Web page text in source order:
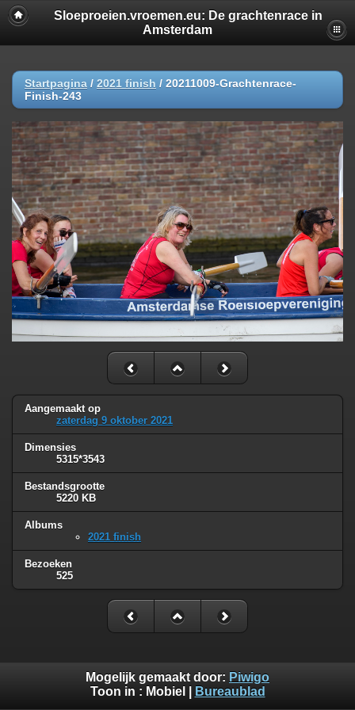
Sloeproeien.vroemen.eu: De grachtenrace in
Amsterdam
Startpagina / 2021 finish / 20211009-Grachtenrace-
Finish-243
Aangemaakt op
zaterdag 9 oktober 2021
Dimensies
5315*3543
Bestandsgrootte
5220 KB
Albums
2021 finish
Bezoeken
525
Mogelijk gemaakt door: Piwigo
Toon in : Mobiel Bureaublad